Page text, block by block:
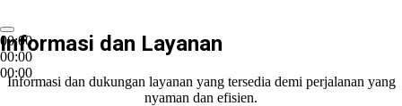
00:00
00:00
00:00
Informasi dan Layanan
Informasi dan dukungan layanan yang tersedia demi perjalanan yang
nyaman dan efisien.